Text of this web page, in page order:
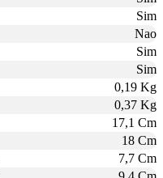
Sim
Nao
Sim
Sim
0,19 Kg
0,37 Kg
17,1 Cm
18 Cm
7,7 Cm